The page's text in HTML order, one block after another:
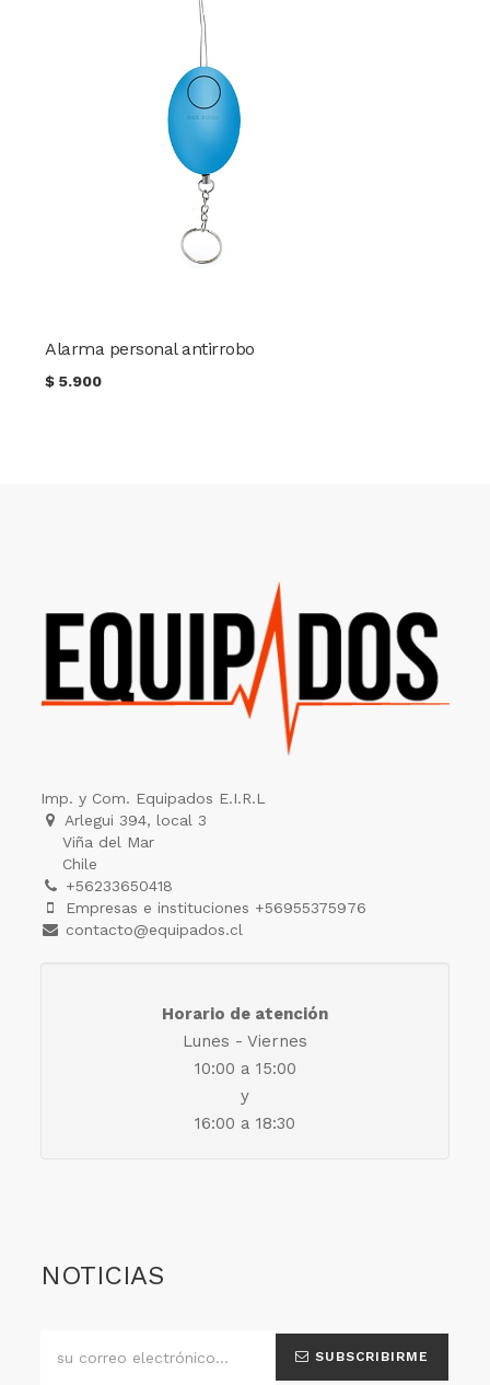
Alarma personal antirrobo
$5.900
Imp. y Com. Equipados E.I.R.L
Arlegui 394, local 3
Viña del Mar
Chile
+56233650418
Empresas e instituciones +56955375976
contacto@equipados.cl
Horario de atención
Lunes - Viernes
10:00 a 15:00
y
16:00 a 18:30
NOTICIAS
SUBSCRIBIRME